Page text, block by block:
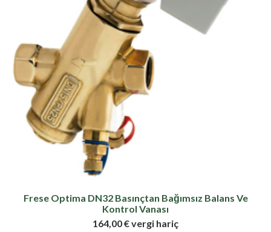
Frese Optima DN32 Basınçtan Bağımsız Balans Ve
Kontrol Vanası
164,00 € vergi hariç